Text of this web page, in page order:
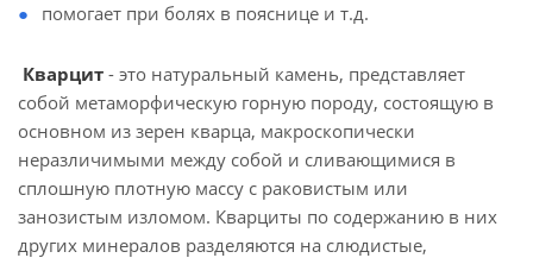
помогает при болях в пояснице и т.д.
Кварцит - это натуральный камень, представляет
собой метаморфическую горную породу, состоящую в
основном из зерен кварца, макроскопически
неразличимыми между собой и сливающимися в
сплошную плотную массу с раковистым или
занозистым изломом. Кварциты по содержанию в них
других минералов разделяются на слюдистые,